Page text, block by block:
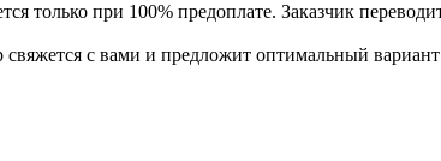
только при 100% предоплате. Заказчик
с вами и предложит оптимальный